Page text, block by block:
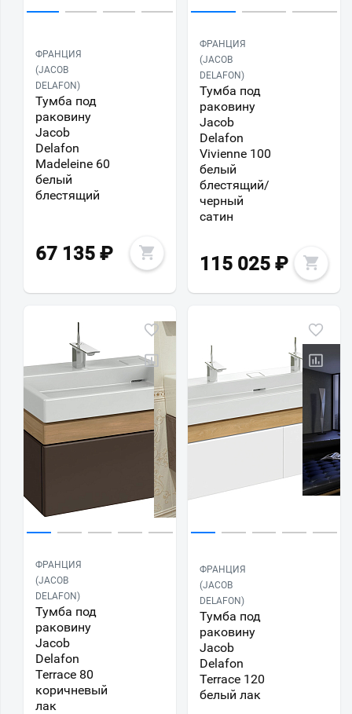
ФРАНЦИЯ
(JACOB
DELAFON)
Тумба под
раковину
Jacob
Delafon
Madeleine 60
белый
блестящий
67 135 ₽
ФРАНЦИЯ
(JACOB
DELAFON)
Тумба под
раковину
Jacob
Delafon
Vivienne 100
белый
блестящий/
черный
сатин
115 025 ₽
ФРАНЦИЯ
(JACOB
DELAFON)
Тумба под
раковину
Jacob
Delafon
Terrace 80
коричневый
лак
ФРАНЦИЯ
(JACOB
DELAFON)
Тумба под
раковину
Jacob
Delafon
Terrace 120
белый лак